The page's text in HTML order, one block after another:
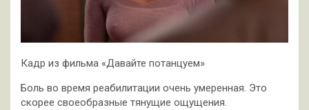
Кадр из фильма «Давайте потанцуем»
Боль во время реабилитации очень умеренная. Это
скорее своеобразные тянущие ощущения.